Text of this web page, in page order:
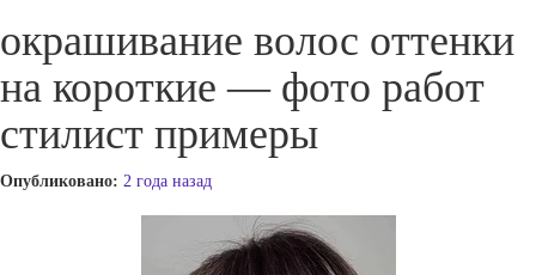
окрашивание волос оттенки
на короткие — фото работ
стилист примеры
Опубликовано: 2 года назад